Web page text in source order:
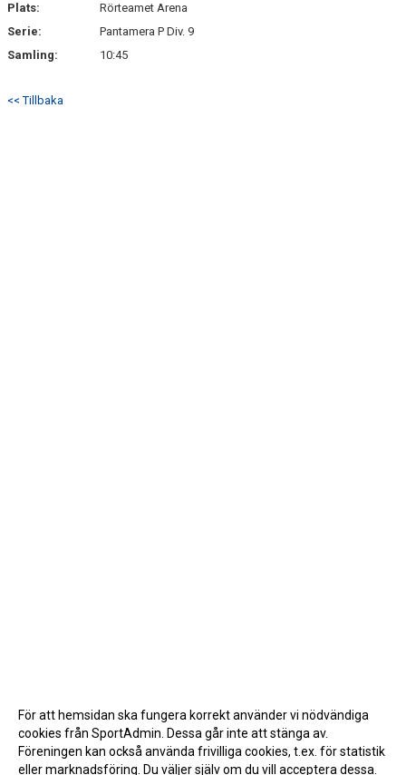
KONTAKT
Plats:
Rörteamet Arena
Serie:
Pantamera P Div. 9
Samling:
10:45
<< Tillbaka
För att hemsidan ska fungera korrekt använder vi nödvändiga
cookies från SportAdmin. Dessa går inte att stänga av.
Föreningen kan också använda frivilliga cookies, t.ex. för statistik
eller marknadsföring. Du väljer själv om du vill acceptera dessa.